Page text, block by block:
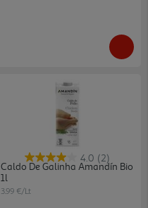
4.0 (2)
Caldo De Galinha Amandín Bio
1l
3.99 €/Lt